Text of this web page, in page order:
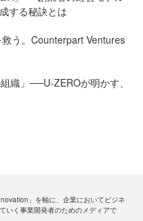
する秘訣とは
救う。Counterpart Ventures
織」──U-ZEROが明かす、
」を軸に、企業においてビジネ
いく事業開発者のためのメディアで